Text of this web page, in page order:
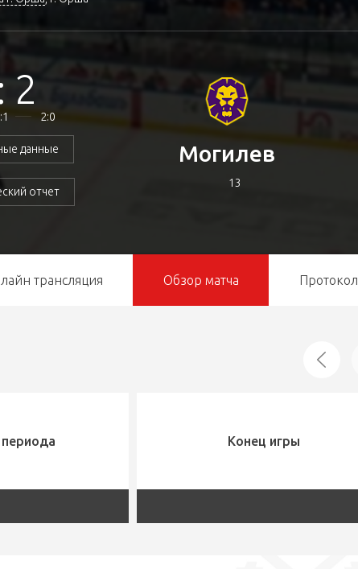
2
2:0
данные
отчет
Могилев
13
трансляция Обзор матча Протокол
Конец игры